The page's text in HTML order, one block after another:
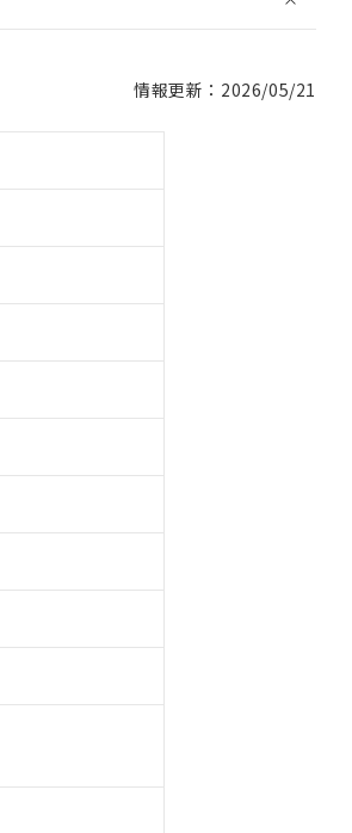
情報更新：2026/05/21